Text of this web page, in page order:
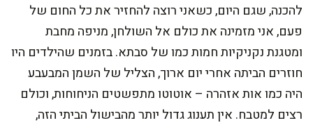
להכנה, שגם היום, כשאני רוצה להחזיר את כל החום של
פעם, אני מזמינה את כולם אל השולחן, מניפה מחבת
ומטגנת נקניקיות חמות כמו של סבתא. בזמנים שהילדים היו
חוזרים הביתה אחרי יום ארוך, הצליל של השמן המבעבע
היה כמו אות אזהרה – אוטוטו מתפשטים הניחוחות, וכולם
רצים למטבח. אין תענוג גדול יותר מהבישול הביתי הזה,